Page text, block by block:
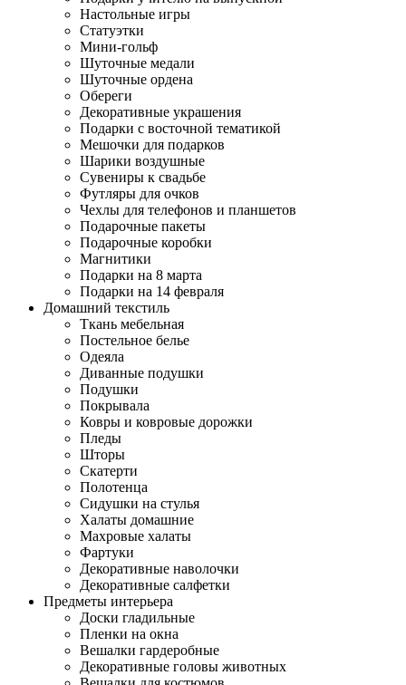
Настольные игры
Статуэтки
Мини-гольф
Шуточные медали
Шуточные ордена
Обереги
Декоративные украшения
Подарки с восточной тематикой
Мешочки для подарков
Шарики воздушные
Сувениры к свадьбе
Футляры для очков
Чехлы для телефонов и планшетов
Подарочные пакеты
Подарочные коробки
Магнитики
Подарки на 8 марта
Подарки на 14 февраля
Домашний текстиль
Ткань мебельная
Постельное белье
Одеяла
Диванные подушки
Подушки
Покрывала
Ковры и ковровые дорожки
Пледы
Шторы
Скатерти
Полотенца
Сидушки на стулья
Халаты домашние
Махровые халаты
Фартуки
Декоративные наволочки
Декоративные салфетки
Предметы интерьера
Доски гладильные
Пленки на окна
Вешалки гардеробные
Декоративные головы животных